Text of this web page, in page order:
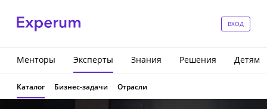
ВХОД
Менторы Эксперты Знания Решения Детям
Каталог Бизнес-задачи Отрасли